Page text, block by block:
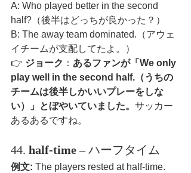
A: Who played better in the second
half?（後半はどっちが良かった？）
B: The away team dominated.（アウェ
イチームが支配してたよ。）
👉 ジョーク ： あるファンが「We only
play well in the second half.（うちの
チームは後半しかいいプレーをしな
い）」とぼやいていました。 サッカー
あるあるですね。
44. half-time – ハーフタイム
例文: The players rested at half-time.